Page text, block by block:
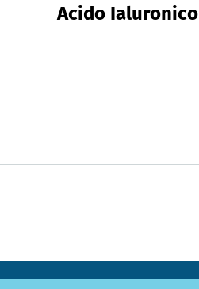
Acido Ialuronico